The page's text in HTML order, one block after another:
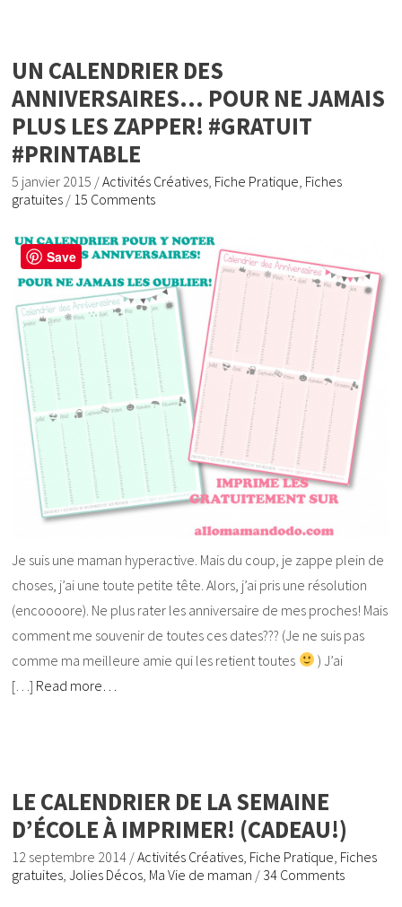
UN CALENDRIER DES
ANNIVERSAIRES… POUR NE JAMAIS
PLUS LES ZAPPER! #GRATUIT
#PRINTABLE
5 janvier 2015 /Activités Créatives Fiche Pratique Fiches
gratuites / 15 Comments
Je suis une maman hyperactive. Mais du coup, je zappe plein de
choses, j’ai une toute petite tête. Alors, j’ai pris une résolution
(encoooore). Ne plus rater les anniversaire de mes proches! Mais
comment me souvenir de toutes ces dates??? (Je ne suis pas
comme ma meilleure amie qui les retient toutes
) J’ai
[…] Read more…
LE CALENDRIER DE LA SEMAINE
D’ÉCOLE À IMPRIMER! (CADEAU!)
12 septembre 2014 /Activités Créatives Fiche Pratique Fiches
gratuites ,Jolies Décos Ma Vie de maman / 34 Comments
Save